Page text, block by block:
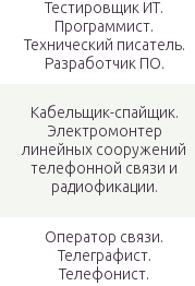
Тестировщик ИТ.
Программист.
Технический писатель.
Разработчик ПО.
Кабельщик-спайщик.
Электромонтер
линейных сооружений
телефонной связи и
радиофикации.
Оператор связи.
Телеграфист.
Телефонист.